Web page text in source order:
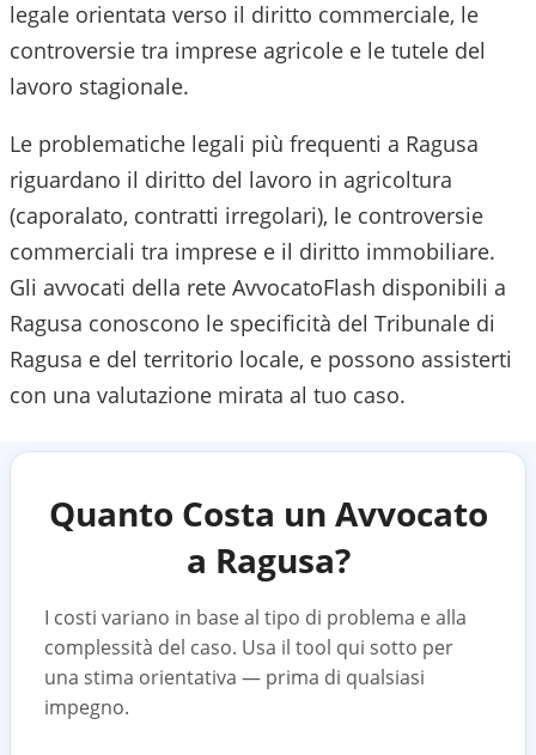
legale orientata verso il diritto commerciale, le
controversie tra imprese agricole e le tutele del
lavoro stagionale.
Le problematiche legali più frequenti a Ragusa
riguardano il diritto del lavoro in agricoltura
(caporalato, contratti irregolari), le controversie
commerciali tra imprese e il diritto immobiliare.
Gli avvocati della rete AvvocatoFlash disponibili a
Ragusa conoscono le specificità del Tribunale di
Ragusa e del territorio locale, e possono assisterti
con una valutazione mirata al tuo caso.
Quanto Costa un Avvocato
a Ragusa?
I costi variano in base al tipo di problema e alla
complessità del caso. Usa il tool qui sotto per
una stima orientativa — prima di qualsiasi
impegno.